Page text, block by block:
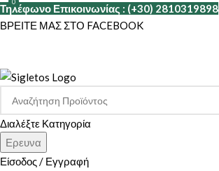
Τηλέφωνο Επικοινωνίας : (+30) 2810319898
ΒΡΕΙΤΕ ΜΑΣ ΣΤΟ FACEBOOK
Διαλέξτε Κατηγορία
Ερευνα
Είσοδος / Εγγραφή
0
0